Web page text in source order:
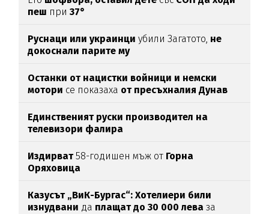
пеш при37°
Руснаци или украинци убили Загатото, не
докоснали парите му
Останки от нацистки войници и немски
мотори се показаха от пресъхналия Дунав
Единственият руски производител на
телевизори фалира
Издирват58-годишен мъж от Горна
Оряховица
Казусът „ВиК-Бургас“: Хотелиери били
изнудвани да плащат до 30 000 лева за